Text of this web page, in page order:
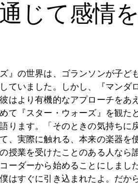
じて感情
』の世界は、ゴランソンが子ど
ていました。しかし、『マンダ
はより有機的なアプローチをあ
て『スター・ウォーズ』を観た
ります。「そのときの気持ちに
、実際に触れる、本来の楽器を
授業を受けたことのある人なら
ーダーから始めることにしまし
はすぐに引き込まれたよ。だか